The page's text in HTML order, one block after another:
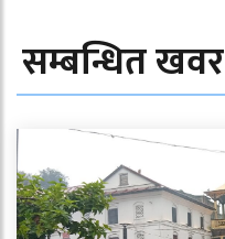
सम्बन्धित खवर